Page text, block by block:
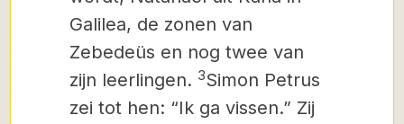
Galilea, de zonen van
Zebedeüs en nog twee van
zijn leerlingen. 3Simon Petrus
zei tot hen: “Ik ga vissen.” Zij